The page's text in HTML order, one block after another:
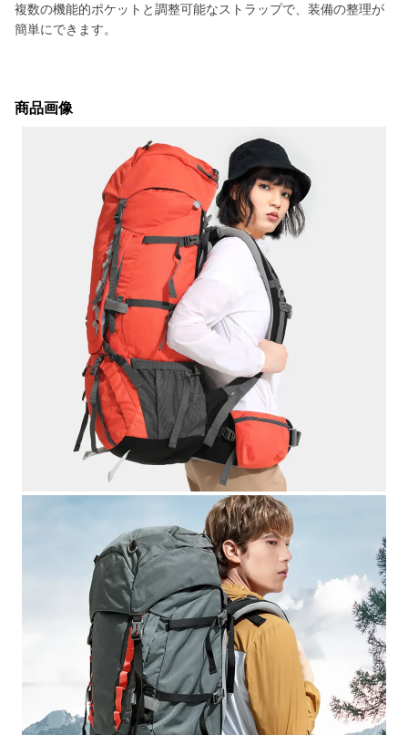
複数の機能的ポケットと調整可能なストラップで、装備の整理が
簡単にできます。
商品画像